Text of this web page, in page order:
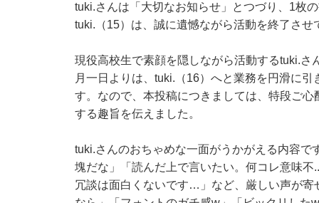
tuki.さんは「大切なお知らせ」とつづり、1枚
tuki.（15）は、誠に遺憾ながら活動を終了さ
現役高校生で素顔を隠しながら活動するtuki.
月一日よりは、tuki.（16）へと業務を円滑に
す。なので、本投稿につきましては、特段ご
する趣旨を伝えました。
tuki.さんのおちゃめな一面がうかがえる内容
塊だな」「読んだ上で言いたい。何コレ意味
冗談は面白くないです…」など、厳しい声が